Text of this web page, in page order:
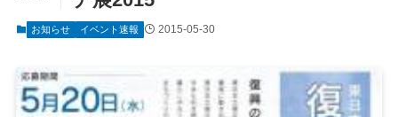
お知らせ イベント速報 2015-05-30